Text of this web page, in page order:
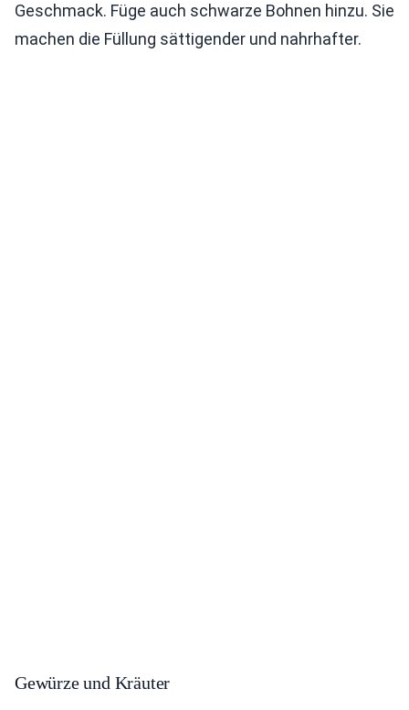
Geschmack. Füge auch schwarze Bohnen hinzu. Sie
machen die Füllung sättigender und nahrhafter.
Gewürze und Kräuter